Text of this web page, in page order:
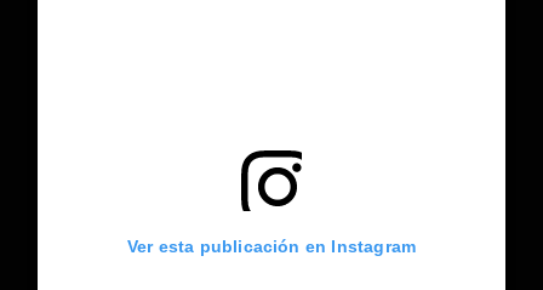
Ver esta publicación en Instagram